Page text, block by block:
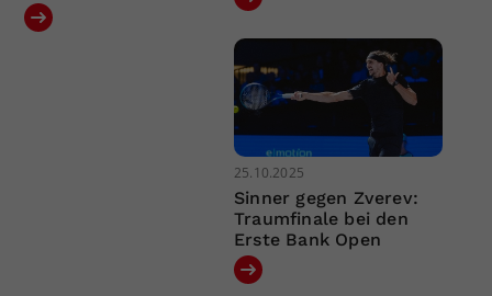
25.10.2025
Sinner gegen Zverev:
Traumfinale bei den
Erste Bank Open